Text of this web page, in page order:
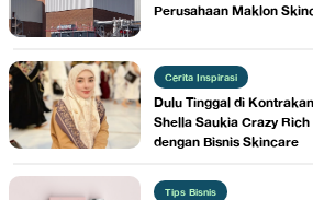
Perusahaan Maklon
Cerita Inspirasi
Dulu Tinggal di
Shella Saukia Crazy
dengan Bisnis Skincare
Tips Bisnis